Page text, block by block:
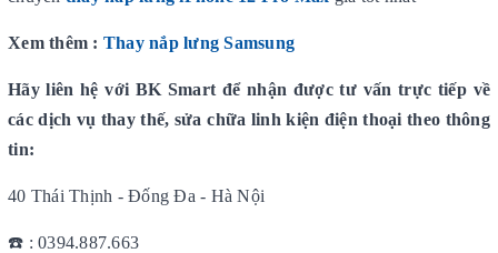
Xem thêm : Thay nắp lưng Samsung
Hãy liên hệ với BK Smart để nhận được tư vấn trực tiếp về
các dịch vụ thay thế, sửa chữa linh kiện điện thoại theo thông
tin:
40 Thái Thịnh - Đống Đa - Hà Nội
☎️ : 0394.887.663